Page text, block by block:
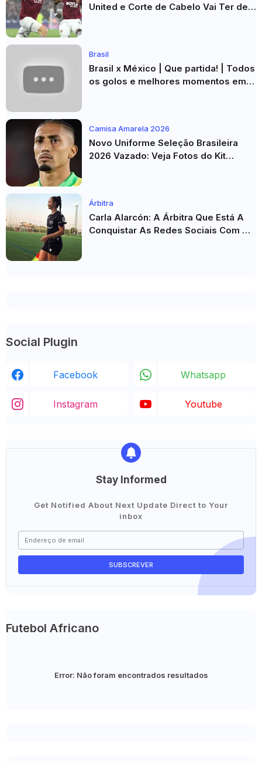
United e Corte de Cabelo Vai Ter de
Brasil
Brasil x México | Que partida! | Todos
os golos e melhores momentos em
Camisa Amarela 2026
Novo Uniforme Seleção Brasileira
2026 Vazado: Veja Fotos do Kit
Árbitra
Carla Alarcón: A Árbitra Que Está A
Conquistar As Redes Sociais Com O
Social Plugin
Facebook Whatsapp
Instagram Youtube
Stay Informed
Get Notified About Next Update Direct to Your
inbox
Futebol Africano
Error: Não foram encontrados resultados